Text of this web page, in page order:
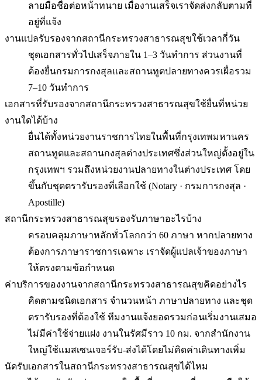
ลายมือชื่อต่อหน้าทนาย เมื่องานเสร็จเราจัดส่งกลับตามที่
อยู่ที่แจ้ง
งานแปลรับรองจากสถานีกระทรวงสาธารณสุขใช้เวลากี่วัน
ชุดเอกสารทั่วไปเสร็จภายใน 1–3 วันทำการ ส่วนงานที่
ต้องยื่นกรมการกงสุลและสถานทูตปลายทางควรเผื่อรวม
7–10 วันทำการ
เอกสารที่รับรองจากสถานีกระทรวงสาธารณสุขใช้ยื่นที่หน่วย
งานใดได้บ้าง
ยื่นได้ทั้งหน่วยงานราชการไทยในพื้นที่กรุงเทพมหานคร
สถานทูตและสถานกงสุลต่างประเทศซึ่งส่วนใหญ่ตั้งอยู่ใน
กรุงเทพฯ รวมถึงหน่วยงานปลายทางในต่างประเทศ โดย
ขึ้นกับชุดตรารับรองที่เลือกใช้ (Notary · กรมการกงสุล ·
Apostille)
สถานีกระทรวงสาธารณสุขรองรับภาษาอะไรบ้าง
ครอบคลุมภาษาหลักทั่วโลกกว่า 60 ภาษา หากปลายทาง
ต้องการภาษาราชการเฉพาะ เราจัดผู้แปลเจ้าของภาษา
ให้ตรงตามข้อกำหนด
ค่าบริการของงานจากสถานีกระทรวงสาธารณสุขคิดอย่างไร
คิดตามชนิดเอกสาร จำนวนหน้า ภาษาปลายทาง และชุด
ตรารับรองที่ต้องใช้ ทีมงานแจ้งยอดรวมก่อนเริ่มงานเสมอ
ไม่มีค่าใช้จ่ายแฝง งานในรัศมีราว 10 กม. จากสำนักงาน
ใหญ่ใช้แมสเซนเจอร์รับ-ส่งได้โดยไม่คิดค่าเดินทางเพิ่ม
นัดรับเอกสารในสถานีกระทรวงสาธารณสุขได้ไหม